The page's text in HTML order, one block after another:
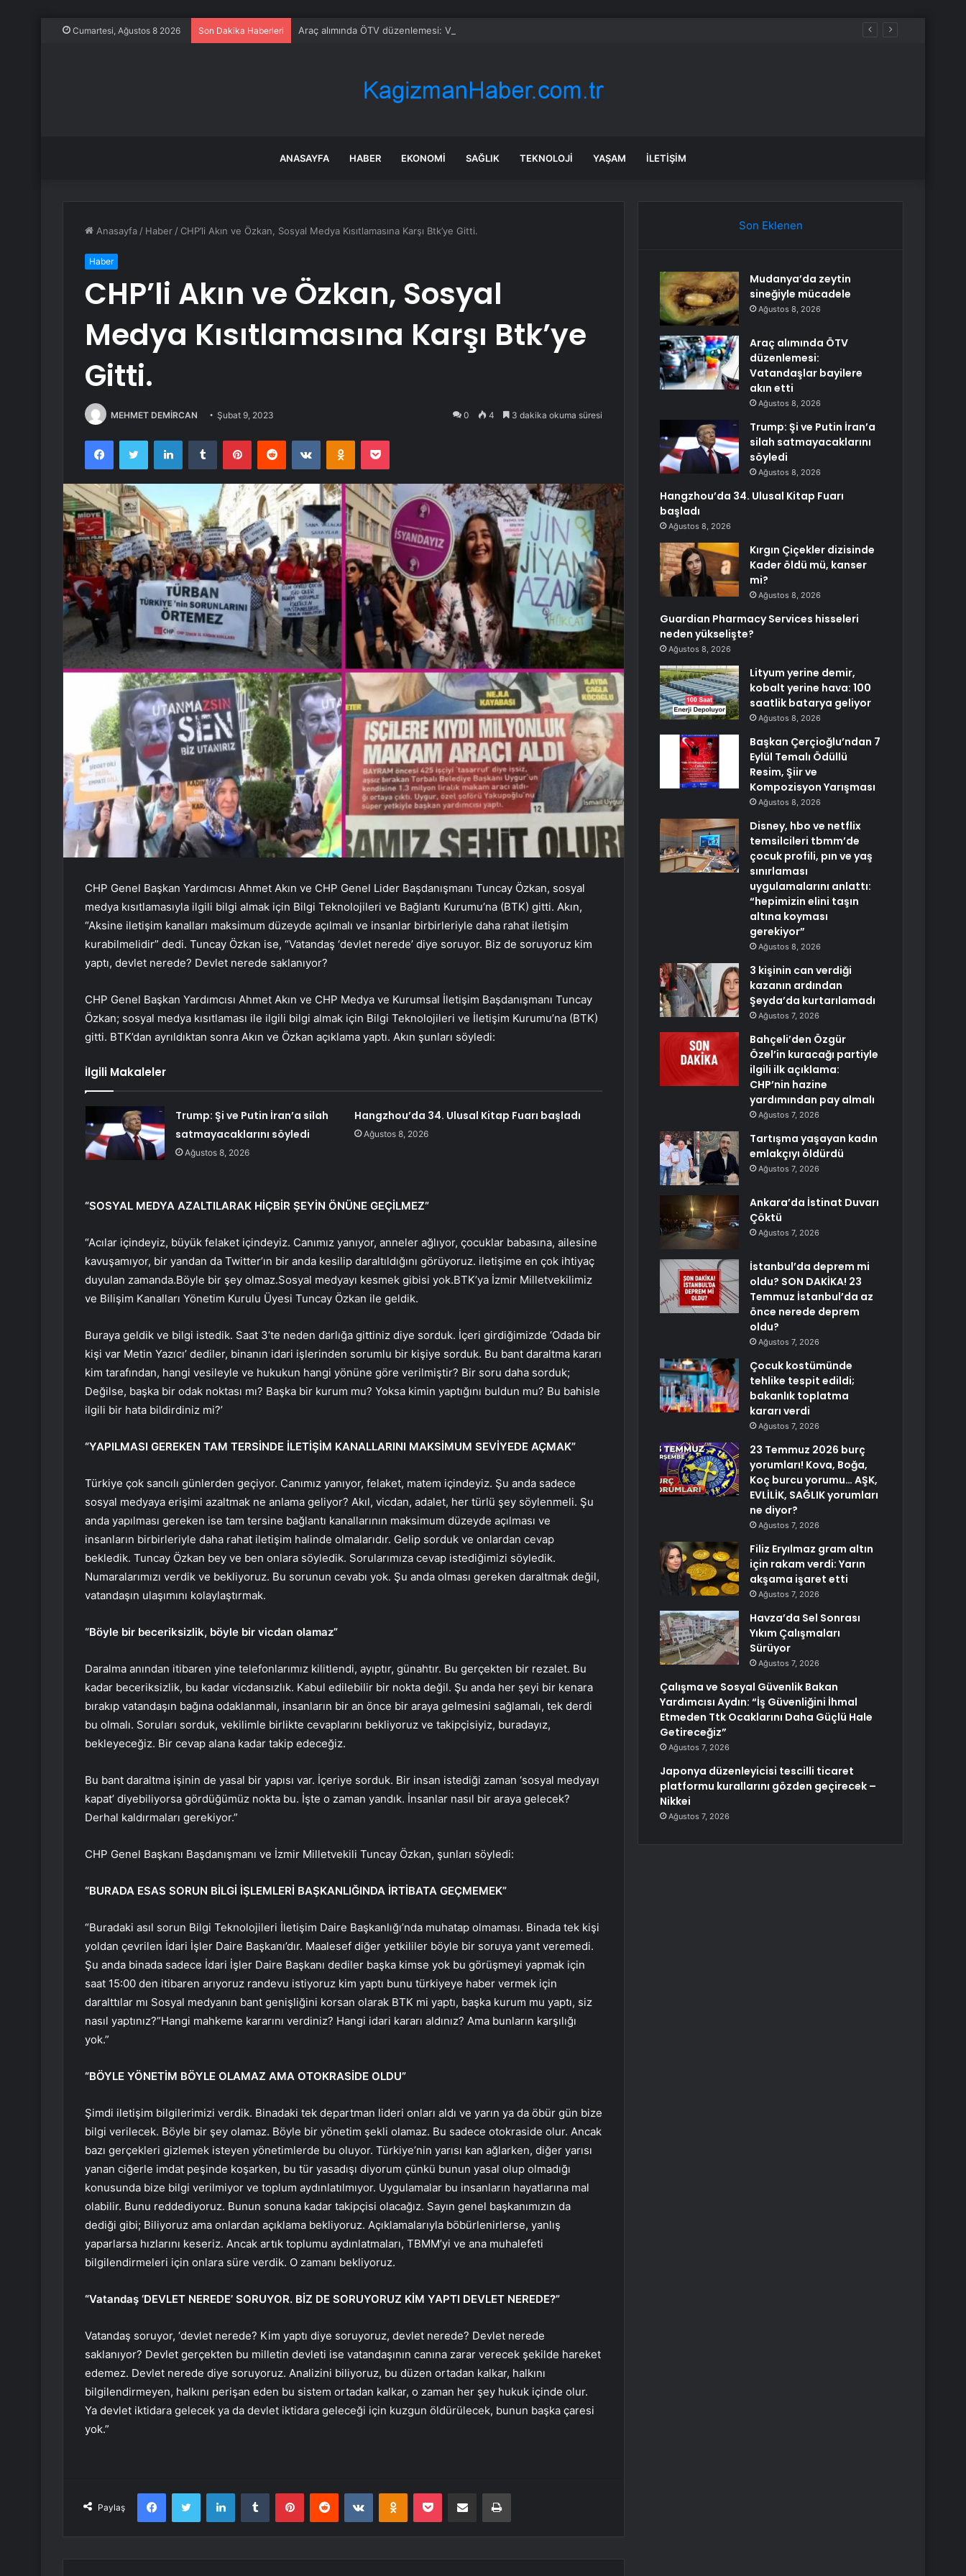
Cumartesi, Ağustos 8 2026 Son Dakika Haberleri Araç alımında ÖTV düzenlemesi: Vatandaşlar bayilere akın etti
ANASAYFA HABER EKONOMI SAĞLIK TEKNOLOJI YAŞAM İLETIŞIM
Anasayfa / Haber / CHP’li Akın ve Özkan, Sosyal Medya Kısıtlamasına Karşı Btk’ye Gitti.
Haber
CHP’li Akın ve Özkan, Sosyal
Medya Kısıtlamasına Karşı Btk’ye
Gitti.
MEHMET DEMİRCAN Şubat 9, 2023 0 4 3 dakika okuma süresi
FacebookTwitter LinkedInTumblr PinterestReddit VKontakteOdnoklassniki
Pocket
CHP Genel Başkan Yardımcısı Ahmet Akın ve CHP Genel Lider Başdanışmanı Tuncay Özkan, sosyal
medya kısıtlamasıyla ilgili bilgi almak için Bilgi Teknolojileri ve Bağlantı Kurumu’na (BTK) gitti. Akın,
“Aksine iletişim kanalları maksimum düzeyde açılmalı ve insanlar birbirleriyle daha rahat iletişim
kurabilmelidir” dedi. Tuncay Özkan ise, “Vatandaş ‘devlet nerede’ diye soruyor. Biz de soruyoruz kim
yaptı, devlet nerede? Devlet nerede saklanıyor?
CHP Genel Başkan Yardımcısı Ahmet Akın ve CHP Medya ve Kurumsal İletişim Başdanışmanı Tuncay
Özkan; sosyal medya kısıtlaması ile ilgili bilgi almak için Bilgi Teknolojileri ve İletişim Kurumu’na (BTK)
gitti. BTK’dan ayrıldıktan sonra Akın ve Özkan açıklama yaptı. Akın şunları söyledi:
İlgili Makaleler
Trump: Şi ve Putin İran’a silah
satmayacaklarını söyledi
Ağustos 8, 2026
Hangzhou’da 34. Ulusal Kitap Fuarı başladı
Ağustos 8, 2026
“SOSYAL MEDYA AZALTILARAK HİÇBİR ŞEYİN ÖNÜNE GEÇİLMEZ”
“Acılar içindeyiz, büyük felaket içindeyiz. Canımız yanıyor, anneler ağlıyor, çocuklar babasına, ailesine
kavuşamıyor, bir yandan da Twitter’ın bir anda kesilip daraltıldığını görüyoruz. iletişime en çok ihtiyaç
duyulan zamanda.Böyle bir şey olmaz.Sosyal medyayı kesmek gibisi yok.BTK’ya İzmir Milletvekilimiz
ve Bilişim Kanalları Yönetim Kurulu Üyesi Tuncay Özkan ile geldik.
Buraya geldik ve bilgi istedik. Saat 3’te neden darlığa gittiniz diye sorduk. İçeri girdiğimizde ‘Odada bir
kişi var Metin Yazıcı’ dediler, binanın idari işlerinden sorumlu bir kişiye sorduk. Bu bant daraltma kararı
kim tarafından, hangi vesileyle ve hukukun hangi yönüne göre verilmiştir? Bir soru daha sorduk;
Değilse, başka bir odak noktası mı? Başka bir kurum mu? Yoksa kimin yaptığını buldun mu? Bu bahisle
ilgili bir hata bildirdiniz mi?’
“YAPILMASI GEREKEN TAM TERSİNDE İLETİŞİM KANALLARINI MAKSİMUM SEVİYEDE AÇMAK”
Türkiye çok sancılı günlerden geçiyor. Canımız yanıyor, felaket, matem içindeyiz. Şu anda sadece
sosyal medyaya erişimi azaltmak ne anlama geliyor? Akıl, vicdan, adalet, her türlü şey söylenmeli. Şu
anda yapılması gereken ise tam tersine bağlantı kanallarının maksimum düzeyde açılması ve
insanların birbirleriyle daha rahat iletişim halinde olmalarıdır. Gelip sorduk ve onlardan cevap
bekledik. Tuncay Özkan bey ve ben onlara söyledik. Sorularımıza cevap istediğimizi söyledik.
Numaralarımızı verdik ve bekliyoruz. Bu sorunun cevabı yok. Şu anda olması gereken daraltmak değil,
vatandaşın ulaşımını kolaylaştırmak.
“Böyle bir beceriksizlik, böyle bir vicdan olamaz”
Daralma anından itibaren yine telefonlarımız kilitlendi, ayıptır, günahtır. Bu gerçekten bir rezalet. Bu
kadar beceriksizlik, bu kadar vicdansızlık. Kabul edilebilir bir nokta değil. Şu anda her şeyi bir kenara
bırakıp vatandaşın bağına odaklanmalı, insanların bir an önce bir araya gelmesini sağlamalı, tek derdi
bu olmalı. Soruları sorduk, vekilimle birlikte cevaplarını bekliyoruz ve takipçisiyiz, buradayız,
bekleyeceğiz. Bir cevap alana kadar takip edeceğiz.
Bu bant daraltma işinin de yasal bir yapısı var. İçeriye sorduk. Bir insan istediği zaman ‘sosyal medyayı
kapat’ diyebiliyorsa gördüğümüz nokta bu. İşte o zaman yandık. İnsanlar nasıl bir araya gelecek?
Derhal kaldırmaları gerekiyor.”
CHP Genel Başkanı Başdanışmanı ve İzmir Milletvekili Tuncay Özkan, şunları söyledi:
“BURADA ESAS SORUN BİLGİ İŞLEMLERİ BAŞKANLIĞINDA İRTİBATA GEÇMEMEK”
“Buradaki asıl sorun Bilgi Teknolojileri İletişim Daire Başkanlığı’nda muhatap olmaması. Binada tek kişi
yoldan çevrilen İdari İşler Daire Başkanı’dır. Maalesef diğer yetkililer böyle bir soruya yanıt veremedi.
Şu anda binada sadece İdari İşler Daire Başkanı dediler başka kimse yok bu görüşmeyi yapmak için
saat 15:00 den itibaren arıyoruz randevu istiyoruz kim yaptı bunu türkiyeye haber vermek için
daralttılar mı Sosyal medyanın bant genişliğini korsan olarak BTK mi yaptı, başka kurum mu yaptı, siz
nasıl yaptınız?”Hangi mahkeme kararını verdiniz? Hangi idari kararı aldınız? Ama bunların karşılığı
yok.”
“BÖYLE YÖNETİM BÖYLE OLAMAZ AMA OTOKRASİDE OLDU”
Şimdi iletişim bilgilerimizi verdik. Binadaki tek departman lideri onları aldı ve yarın ya da öbür gün bize
bilgi verilecek. Böyle bir şey olamaz. Böyle bir yönetim şekli olamaz. Bu sadece otokraside olur. Ancak
bazı gerçekleri gizlemek isteyen yönetimlerde bu oluyor. Türkiye’nin yarısı kan ağlarken, diğer yarısı
yanan ciğerle imdat peşinde koşarken, bu tür yasadışı diyorum çünkü bunun yasal olup olmadığı
konusunda bize bilgi verilmiyor ve toplum aydınlatılmıyor. Uygulamalar bu insanların hayatlarına mal
olabilir. Bunu reddediyoruz. Bunun sonuna kadar takipçisi olacağız. Sayın genel başkanımızın da
dediği gibi; Biliyoruz ama onlardan açıklama bekliyoruz. Açıklamalarıyla böbürlenirlerse, yanlış
yaparlarsa hızlarını keseriz. Ancak artık toplumu aydınlatmaları, TBMM’yi ve ana muhalefeti
bilgilendirmeleri için onlara süre verdik. O zamanı bekliyoruz.
“Vatandaş ‘DEVLET NEREDE’ SORUYOR. BİZ DE SORUYORUZ KİM YAPTI DEVLET NEREDE?”
Vatandaş soruyor, ‘devlet nerede? Kim yaptı diye soruyoruz, devlet nerede? Devlet nerede
saklanıyor? Devlet gerçekten bu milletin devleti ise vatandaşının canına zarar verecek şekilde hareket
edemez. Devlet nerede diye soruyoruz. Analizini biliyoruz, bu düzen ortadan kalkar, halkını
bilgilendirmeyen, halkını perişan eden bu sistem ortadan kalkar, o zaman her şey hukuk içinde olur.
Ya devlet iktidara gelecek ya da devlet iktidara geleceği için kuzgun öldürülecek, bunun başka çaresi
yok.”
Paylaş
FacebookTwitter LinkedInTumblr PinterestReddit VKontakteOdnoklassniki
Pocket E-Posta ile paylaş Yazdır
Son Eklenen
Mudanya’da zeytin
sineğiyle mücadele
Ağustos 8, 2026
Araç alımında ÖTV
düzenlemesi:
Vatandaşlar bayilere
akın etti
Ağustos 8, 2026
Trump: Şi ve Putin İran’a
silah satmayacaklarını
söyledi
Ağustos 8, 2026
Hangzhou’da 34. Ulusal Kitap Fuarı
başladı
Ağustos 8, 2026
Kırgın Çiçekler dizisinde
Kader öldü mü, kanser
mi?
Ağustos 8, 2026
Guardian Pharmacy Services hisseleri
neden yükselişte?
Ağustos 8, 2026
Lityum yerine demir,
kobalt yerine hava: 100
saatlik batarya geliyor
Ağustos 8, 2026
Başkan Çerçioğlu’ndan 7
Eylül Temalı Ödüllü
Resim, Şiir ve
Kompozisyon Yarışması
Ağustos 8, 2026
Disney, hbo ve netflix
temsilcileri tbmm’de
çocuk profili, pın ve yaş
sınırlaması
uygulamalarını anlattı:
“hepimizin elini taşın
altına koyması
gerekiyor”
Ağustos 8, 2026
3 kişinin can verdiği
kazanın ardından
Şeyda’da kurtarılamadı
Ağustos 7, 2026
Bahçeli’den Özgür
Özel’in kuracağı partiyle
ilgili ilk açıklama:
CHP’nin hazine
yardımından pay almalı
Ağustos 7, 2026
Tartışma yaşayan kadın
emlakçıyı öldürdü
Ağustos 7, 2026
Ankara’da İstinat Duvarı
Çöktü
Ağustos 7, 2026
İstanbul’da deprem mi
oldu? SON DAKİKA! 23
Temmuz İstanbul’da az
önce nerede deprem
oldu?
Ağustos 7, 2026
Çocuk kostümünde
tehlike tespit edildi;
bakanlık toplatma
kararı verdi
Ağustos 7, 2026
23 Temmuz 2026 burç
yorumları! Kova, Boğa,
Koç burcu yorumu… AŞK,
EVLİLİK, SAĞLIK yorumları
ne diyor?
Ağustos 7, 2026
Filiz Eryılmaz gram altın
için rakam verdi: Yarın
akşama işaret etti
Ağustos 7, 2026
Havza’da Sel Sonrası
Yıkım Çalışmaları
Sürüyor
Ağustos 7, 2026
Çalışma ve Sosyal Güvenlik Bakan
Yardımcısı Aydın: “İş Güvenliğini İhmal
Etmeden Ttk Ocaklarını Daha Güçlü Hale
Getireceğiz”
Ağustos 7, 2026
Japonya düzenleyicisi tescilli ticaret
platformu kurallarını gözden geçirecek –
Nikkei
Ağustos 7, 2026